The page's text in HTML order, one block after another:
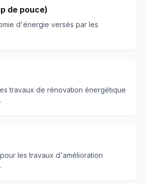
de pouce)
d'énergie versés par les
travaux de rénovation énergétique
les travaux d'amélioration